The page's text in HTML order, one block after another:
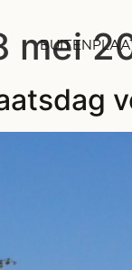
mei